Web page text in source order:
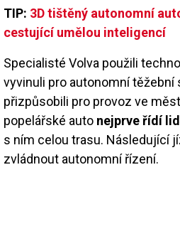
TIP: 3D tištěný autonomní
cestující umělou inteligencí
Specialisté Volva použili
vyvinuli pro autonomní těžební
přizpůsobili pro provoz ve
popelářské auto nejprve řídí
s ním celou trasu. Následující
zvládnout autonomní řízení.